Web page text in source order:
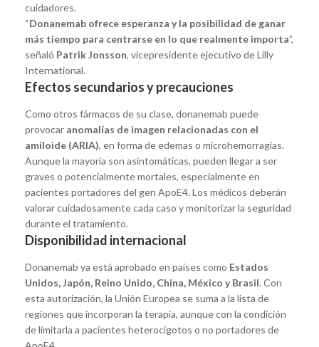
cuidadores.
“Donanemab ofrece esperanza y la posibilidad de ganar
más tiempo para centrarse en lo que realmente importa”,
señaló Patrik Jonsson, vicepresidente ejecutivo de Lilly
International.
Efectos secundarios y precauciones
Como otros fármacos de su clase, donanemab puede
provocar anomalías de imagen relacionadas con el
amiloide (ARIA), en forma de edemas o microhemorragias.
Aunque la mayoría son asintomáticas, pueden llegar a ser
graves o potencialmente mortales, especialmente en
pacientes portadores del gen ApoE4. Los médicos deberán
valorar cuidadosamente cada caso y monitorizar la seguridad
durante el tratamiento.
Disponibilidad internacional
Donanemab ya está aprobado en países como Estados
Unidos, Japón, Reino Unido, China, México y Brasil. Con
esta autorización, la Unión Europea se suma a la lista de
regiones que incorporan la terapia, aunque con la condición
de limitarla a pacientes heterocigotos o no portadores de